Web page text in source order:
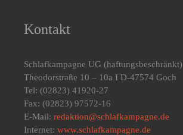
Kontakt
Schlafkampagne UG (haftungsbeschränkt)
Theodorstraße 10 – 10a I D-47574 Goch
Tel: (02823) 41920-27
Fax: (02823) 97572-16
E-Mail: redaktion@schlafkampagne.de
Internet: www.schlafkampagne.de